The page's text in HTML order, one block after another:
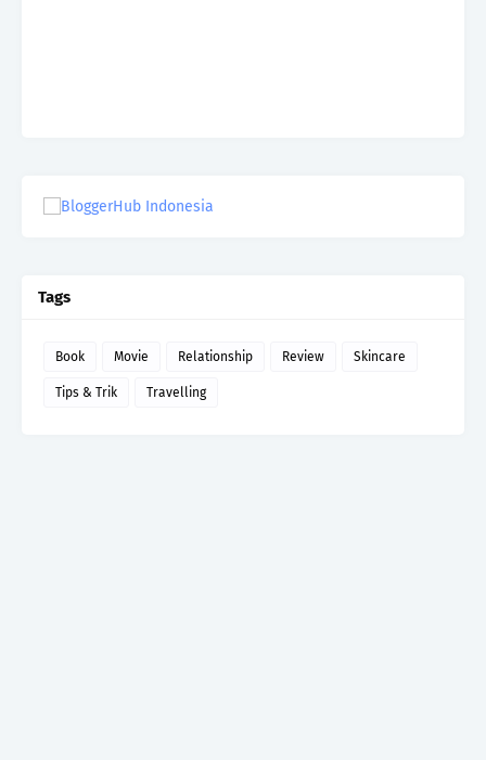
Tags
Book Movie Relationship Review Skincare
Tips & Trik Travelling